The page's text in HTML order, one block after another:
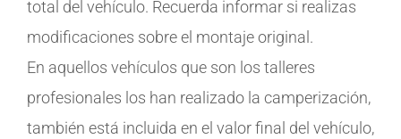
total del vehículo. Recuerda informar si realizas
modificaciones sobre el montaje original.
En aquellos vehículos que son los talleres
profesionales los han realizado la camperización,
también está incluida en el valor final del vehículo,